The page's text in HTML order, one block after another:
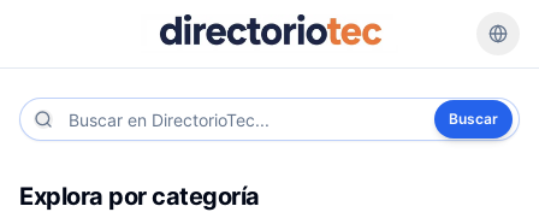
Buscar
Explora por categoría